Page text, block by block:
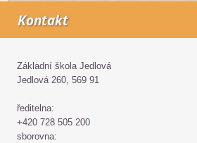
Kontakt
Základní škola Jedlová
Jedlová 260, 569 91
ředitelna:
+420 728 505 200
sborovna: